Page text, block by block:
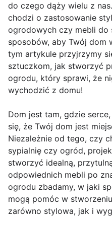
do czego dąży wielu z
chodzi o zastosowanie
ogrodowych czy mebli do
sposobów, aby Twój dom
tym artykule przyjrzymy
sztuczkom, jak stworzyć
ogrodu, który sprawi, że
wychodzić z domu!
Dom jest tam, gdzie
się, że Twój dom jest
Niezależnie od tego, czy
sypialnię czy ogród,
stworzyć idealną,
odpowiednich mebli po
ogrodu zbadamy, w jaki
mogą pomóc w
zarówno stylowa, jak i